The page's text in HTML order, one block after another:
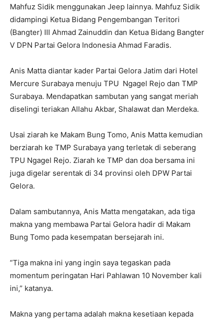
Mahfuz Sidik menggunakan Jeep lainnya. Mahfuz Sidik
didampingi Ketua Bidang Pengembangan Teritori
(Bangter) III Ahmad Zainuddin dan Ketua Bidang Bangter
V DPN Partai Gelora Indonesia Ahmad Faradis.
Anis Matta diantar kader Partai Gelora Jatim dari Hotel
Mercure Surabaya menuju TPU Ngagel Rejo dan TMP
Surabaya. Mendapatkan sambutan yang sangat meriah
diselingi teriakan Allahu Akbar, Shalawat dan Merdeka.
Usai ziarah ke Makam Bung Tomo, Anis Matta kemudian
berziarah ke TMP Surabaya yang terletak di seberang
TPU Ngagel Rejo. Ziarah ke TMP dan doa bersama ini
juga digelar serentak di 34 provinsi oleh DPW Partai
Gelora.
Dalam sambutannya, Anis Matta mengatakan, ada tiga
makna yang membawa Partai Gelora hadir di Makam
Bung Tomo pada kesempatan bersejarah ini.
“Tiga makna ini yang ingin saya tegaskan pada
momentum peringatan Hari Pahlawan 10 November kali
ini,” katanya.
Makna yang pertama adalah makna kesetiaan kepada